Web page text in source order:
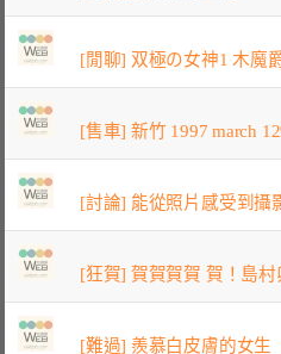
[閒聊] 双極の女神1 木魔
[售車] 新竹 1997 march
[討論] 能從照片感受到攝
[狂賀] 賀賀賀賀 賀！島村
[難過] 羨慕白皮膚的女生